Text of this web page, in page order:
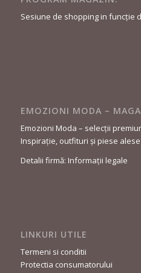
Sesiune de shopping in funcție
EMOZIONI MODA –
Emozioni Moda – selecții
Inspirație, outfituri și piese
Detalii firmă: Informații legale
LINKURI UTILE
Termeni si conditii
Protectia consumatorului